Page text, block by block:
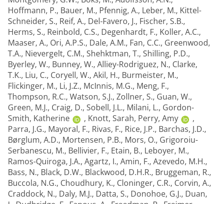
Hoffmann, P., Bauer, M., Pfennig, A., Leber, M., Kittel-
Schneider, S., Reif, A., Del-Favero, J., Fischer, S.B.,
Herms, S., Reinbold, C.S., Degenhardt, F., Koller, A.C.,
Maaser, A., Ori, A.P.S., Dale, A.M., Fan, C.C., Greenwood,
T.A., Nievergelt, C.M., Shehktman, T., Shilling, P.D.,
Byerley, W., Bunney, W., Alliey-Rodriguez, N., Clarke,
T.K., Liu, C., Coryell, W., Akil, H., Burmeister, M.,
Flickinger, M., Li, J.Z., McInnis, M.G., Meng, F.,
Thompson, R.C., Watson, S.J., Zollner, S., Guan, W.,
Green, M.J., Craig, D., Sobell, J.L., Milani, L., Gordon-
Smith, Katherine
, Knott, Sarah, Perry, Amy
,
Parra, J.G., Mayoral, F., Rivas, F., Rice, J.P., Barchas, J.D.,
Børglum, A.D., Mortensen, P.B., Mors, O., Grigoroiu-
Serbanescu, M., Bellivier, F., Etain, B., Leboyer, M.,
Ramos-Quiroga, J.A., Agartz, I., Amin, F., Azevedo, M.H.,
Bass, N., Black, D.W., Blackwood, D.H.R., Bruggeman, R.,
Buccola, N.G., Choudhury, K., Cloninger, C.R., Corvin, A.,
Craddock, N., Daly, M.J., Datta, S., Donohoe, G.J., Duan,